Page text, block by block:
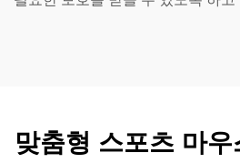
맞춤형 스포츠 마